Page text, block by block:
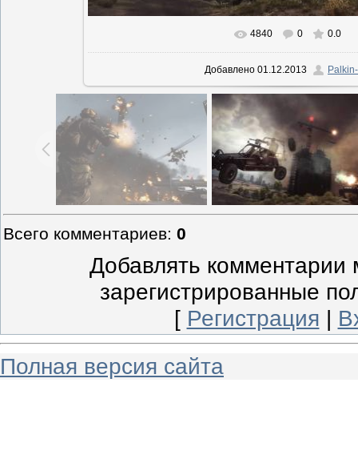
В реальном размере 1024x576
4840 0 0.0
Добавлено 01.12.2013
Всего комментариев: 0
Добавлять комментарии
зарегистрированные
[ Регистрация |
Полная версия сайта